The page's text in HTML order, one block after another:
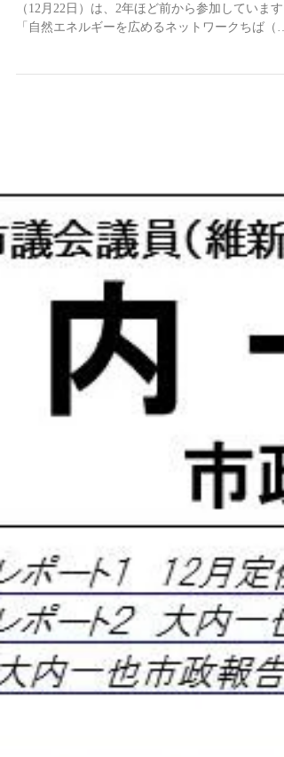
（12月22日）は、2年ほど前から参加しています
「自然エネルギーを広めるネットワークちば（通